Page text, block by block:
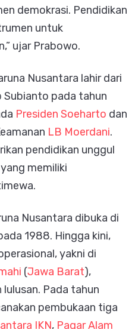
demokrasi. Pendidikan
untuk
ujar Prabowo.
Nusantara lahir dari
Subianto pada tahun
Presiden Soeharto dan
LB Moerdani.
pendidikan unggul
memiliki
Nusantara dibuka di
1988. Hingga kini,
yakni di
(Jawa Barat),
Pada tahun
pembukaan tiga
IKN, Pagar Alam